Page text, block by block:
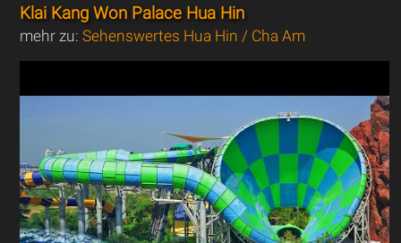
Klai Kang Won Palace Hua Hin
mehr zu:Sehenswertes Hua Hin / Cha Am